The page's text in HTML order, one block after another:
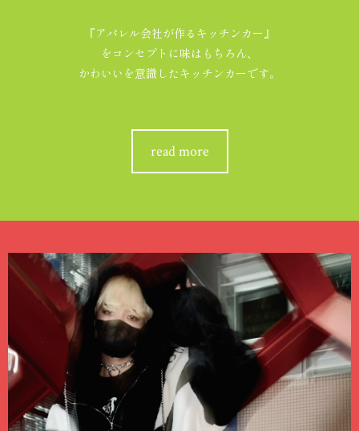
『アパレル会社が作るキッチンカー』
をコンセプトに味はもちろん、
かわいいを意識したキッチンカーです。
read more